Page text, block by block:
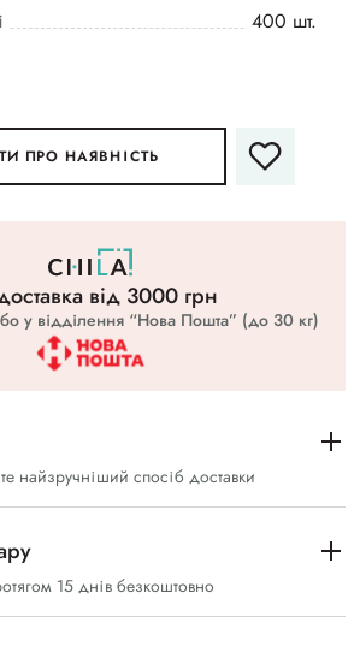
400 шт.
ПРО НАЯВНІСТЬ
вiд 3000 грн
у відділення “Нова Пошта” (до 30 кг)
найзручніший спосіб доставки
15 днів безкоштовно